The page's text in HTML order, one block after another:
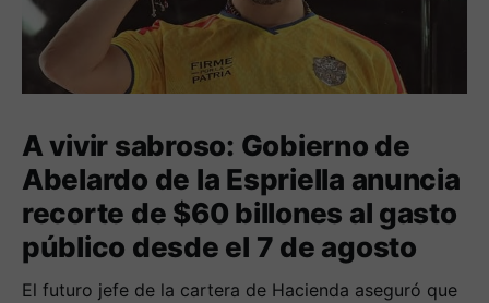
A vivir sabroso: Gobierno de
Abelardo de la Espriella anuncia
recorte de $60 billones al gasto
público desde el 7 de agosto
El futuro jefe de la cartera de Hacienda aseguró que